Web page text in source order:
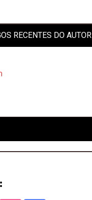
RECENTES DO AUTOR